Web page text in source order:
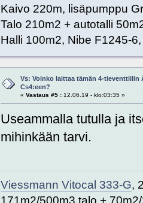
Kaivo 220m, lisäpumppu
Talo 210m2 + autotalli
Halli 100m2, Nibe F1245-
Vs: Voinko laittaa tämän 4-tieventtiilin
Cs4:een?
« Vastaus #5 :12.06.19 - klo:03:35 »
Useammalla tutulla ja
mihinkään tarvi.
Viessmann Vitocal 333-G,
171m2/500m3 talo +